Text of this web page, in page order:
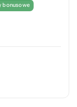
bonusowe